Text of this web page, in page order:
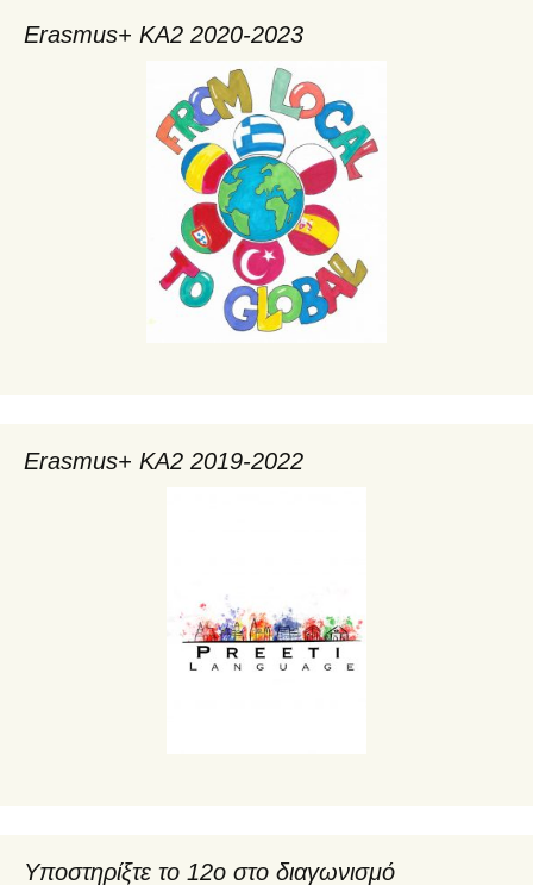
Erasmus+ KA2 2020-2023
Erasmus+ KA2 2019-2022
Υποστηρίξτε το 12ο στο διαγωνισμό